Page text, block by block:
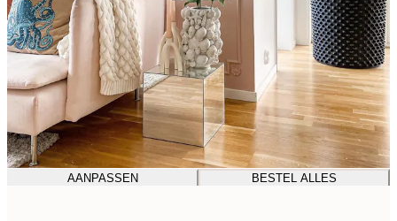
AANPASSEN BESTEL ALLES